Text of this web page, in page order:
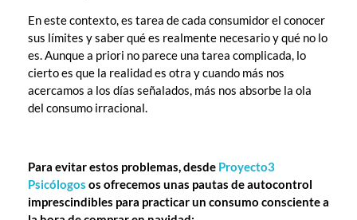
En este contexto, es tarea de cada consumidor el conocer
sus límites y saber qué es realmente necesario y qué no lo
es. Aunque a priori no parece una tarea complicada, lo
cierto es que la realidad es otra y cuando más nos
acercamos a los días señalados, más nos absorbe la ola
del consumo irracional.
Para evitar estos problemas, desde Proyecto3
Psicólogos os ofrecemos unas pautas de autocontrol
imprescindibles para practicar un consumo consciente a